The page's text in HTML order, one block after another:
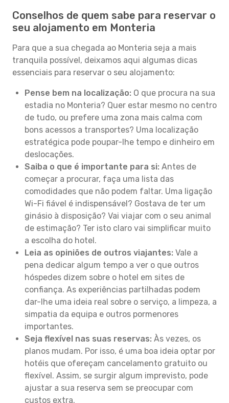
Conselhos de quem sabe para reservar o
seu alojamento em Monteria
Para que a sua chegada ao Monteria seja a mais
tranquila possível, deixamos aqui algumas dicas
essenciais para reservar o seu alojamento:
Pense bem na localização: O que procura na sua
estadia no Monteria? Quer estar mesmo no centro
de tudo, ou prefere uma zona mais calma com
bons acessos a transportes? Uma localização
estratégica pode poupar-lhe tempo e dinheiro em
deslocações.
Saiba o que é importante para si: Antes de
começar a procurar, faça uma lista das
comodidades que não podem faltar. Uma ligação
Wi-Fi fiável é indispensável? Gostava de ter um
ginásio à disposição? Vai viajar com o seu animal
de estimação? Ter isto claro vai simplificar muito
a escolha do hotel.
Leia as opiniões de outros viajantes: Vale a
pena dedicar algum tempo a ver o que outros
hóspedes dizem sobre o hotel em sites de
confiança. As experiências partilhadas podem
dar-lhe uma ideia real sobre o serviço, a limpeza, a
simpatia da equipa e outros pormenores
importantes.
Seja flexível nas suas reservas: Às vezes, os
planos mudam. Por isso, é uma boa ideia optar por
hotéis que ofereçam cancelamento gratuito ou
flexível. Assim, se surgir algum imprevisto, pode
ajustar a sua reserva sem se preocupar com
custos extra.